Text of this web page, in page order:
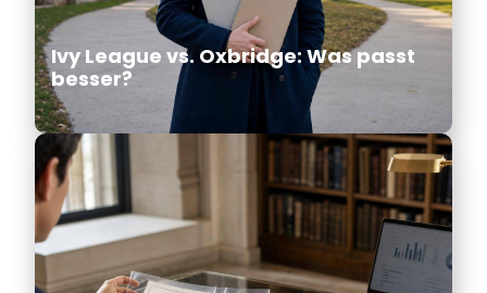
Ivy League vs. Oxbridge: Was passt
besser?